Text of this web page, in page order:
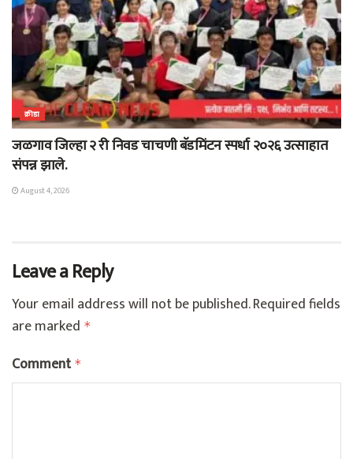
क्रीडा
जळगाव जिल्हा २ री निवड चाचणी बॅडमिंटन स्पर्धा २०२६ उत्साहात
संपन्न झाले.
August 4, 2026
Leave a Reply
Your email address will not be published.Required fields
are marked *
Comment *